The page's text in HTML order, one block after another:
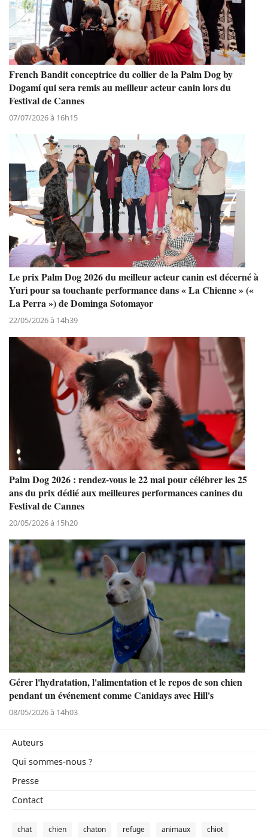
French Bandit conceptrice du collier de la Palm Dog by
Dogamí qui sera remis au meilleur acteur canin lors du
Festival de Cannes
07/07/2026 à 16h15
Le prix Palm Dog 2026 du meilleur acteur canin est décerné à
Yuri pour sa touchante performance dans « La Chienne » («
La Perra ») de Dominga Sotomayor
22/05/2026 à 14h39
Palm Dog 2026 : rendez-vous le 22 mai pour célébrer les 25
ans du prix dédié aux meilleures performances canines du
Festival de Cannes
20/05/2026 à 15h20
Gérer l'hydratation, l'alimentation et le repos de son chien
pendant un événement comme Canidays avec Hill's
08/05/2026 à 14h03
Auteurs
Qui sommes-nous ?
Presse
Contact
chat chien chaton refuge animaux chiot